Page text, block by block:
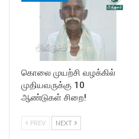
கொலை முயற்சி வழக்கில்
முதியவருக்கு 10
ஆண்டுகள் சிறை!
PREV NEXT